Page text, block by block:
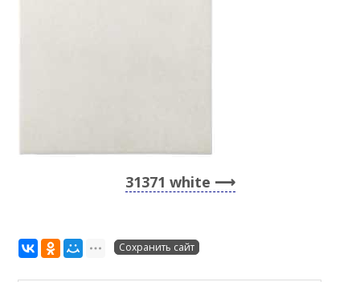
31371 white
Сохранить сайт